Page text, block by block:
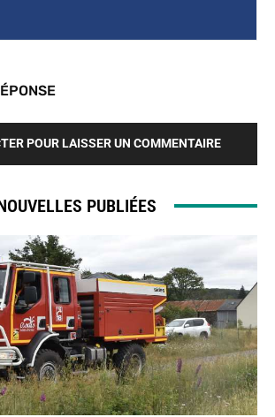
POUR LAISSER UN COMMENTAIRE
PUBLIÉES